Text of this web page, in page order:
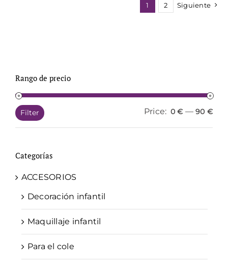
1 2 Siguiente
Rango de precio
Min
Filter Price: 0 € —90 €
Categorías
ACCESORIOS
Decoración infantil
Maquillaje infantil
Para el cole